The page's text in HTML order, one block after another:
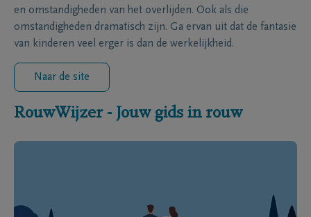
en omstandigheden van het overlijden. Ook als die
omstandigheden dramatisch zijn. Ga ervan uit dat de fantasie
van kinderen veel erger is dan de werkelijkheid.
Naar de site
RouwWijzer - Jouw gids in rouw